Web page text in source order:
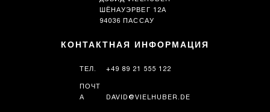
ШЁНАУЭРВЕГ 12А
94036 ПАССАУ
КОНТАКТНАЯ ИНФОРМАЦИЯ
ТЕЛ. +49 89 21 555 122
ПОЧТ
А
DAVID@VIELHUBER.DE